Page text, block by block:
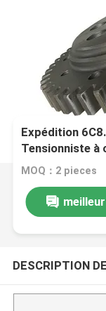
Expédition
Tensionniste à
Petit
MOQ：2 pieces
DESCRIPTION